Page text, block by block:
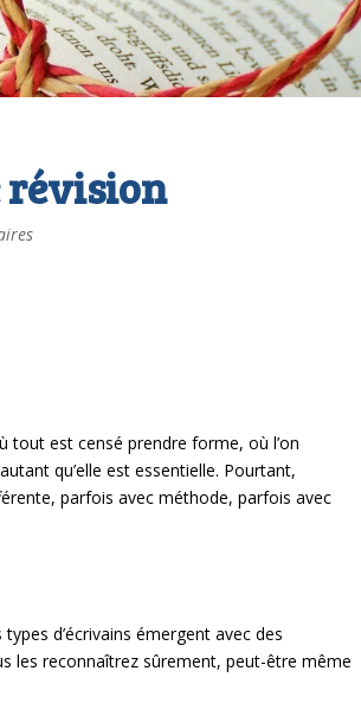
révision
tout est censé prendre forme, où l’on
qu’elle est essentielle. Pourtant,
parfois avec méthode, parfois avec
d’écrivains émergent avec des
les reconnaîtrez sûrement, peut-être même